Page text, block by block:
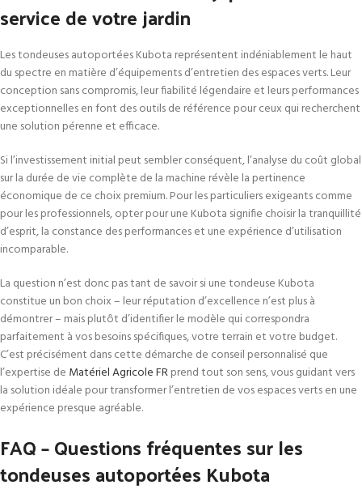
service de votre jardin
Les tondeuses autoportées Kubota représentent indéniablement le haut
du spectre en matière d’équipements d’entretien des espaces verts. Leur
conception sans compromis, leur fiabilité légendaire et leurs performances
exceptionnelles en font des outils de référence pour ceux qui recherchent
une solution pérenne et efficace.
Si l’investissement initial peut sembler conséquent, l’analyse du coût global
sur la durée de vie complète de la machine révèle la pertinence
économique de ce choix premium. Pour les particuliers exigeants comme
pour les professionnels, opter pour une Kubota signifie choisir la tranquillité
d’esprit, la constance des performances et une expérience d’utilisation
incomparable.
La question n’est donc pas tant de savoir si une tondeuse Kubota
constitue un bon choix – leur réputation d’excellence n’est plus à
démontrer – mais plutôt d’identifier le modèle qui correspondra
parfaitement à vos besoins spécifiques, votre terrain et votre budget.
C’est précisément dans cette démarche de conseil personnalisé que
l’expertise de Matériel Agricole FRprend tout son sens, vous guidant vers
la solution idéale pour transformer l’entretien de vos espaces verts en une
expérience presque agréable.
FAQ – Questions fréquentes sur les
tondeuses autoportées Kubota